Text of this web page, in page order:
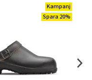
Kampanj
Spara 20%